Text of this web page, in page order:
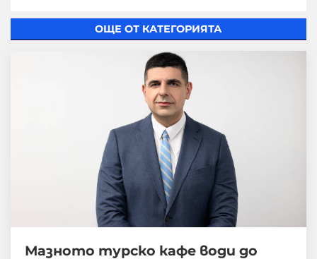
ОЩЕ ОТ КАТЕГОРИЯТА
Мазното турско кафе води до